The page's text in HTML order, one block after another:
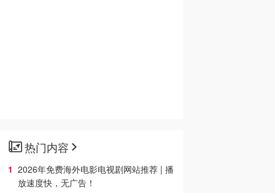
热门内容
2026年免费海外电影电视剧网站推荐 | 播
放速度快，无广告！